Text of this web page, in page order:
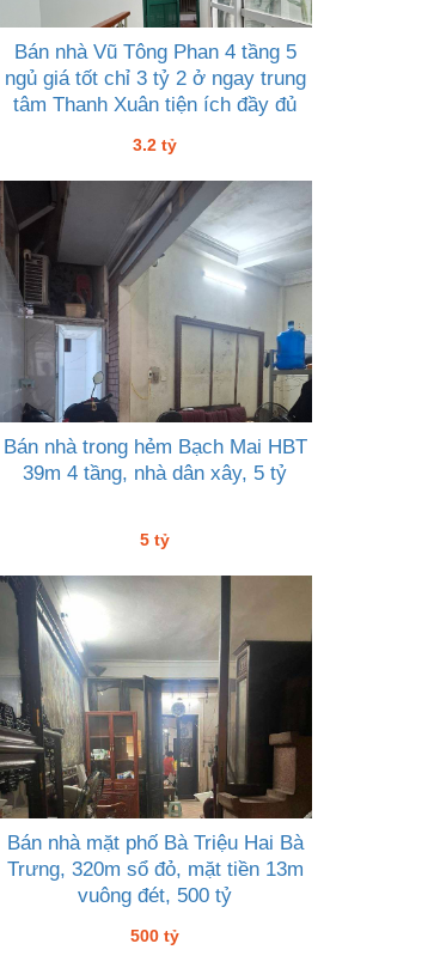
Bán nhà Vũ Tông Phan 4 tầng 5
ngủ giá tốt chỉ 3 tỷ 2 ở ngay trung
tâm Thanh Xuân tiện ích đầy đủ
3.2 tỷ
Bán nhà trong hẻm Bạch Mai HBT
39m 4 tầng, nhà dân xây, 5 tỷ
5 tỷ
Bán nhà mặt phố Bà Triệu Hai Bà
Trưng, 320m sổ đỏ, mặt tiền 13m
vuông đét, 500 tỷ
500 tỷ